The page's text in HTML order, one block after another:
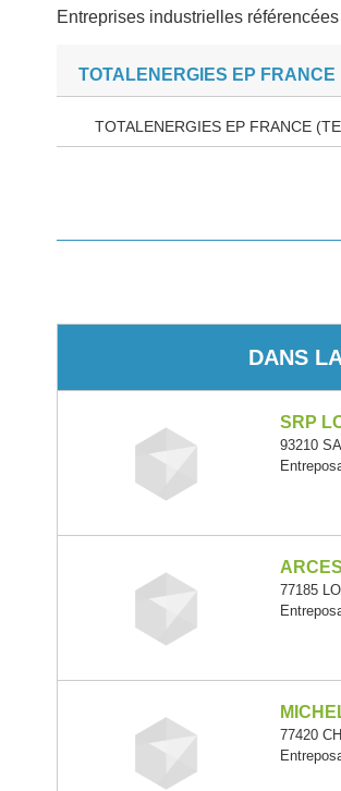
Entreprises industrielles
TOTALENERGIES EP FRANCE
TOTALENERGIES EP FRANCE
DANS
SRP
93210
77185
77420